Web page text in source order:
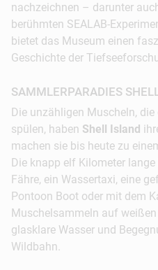
14:00 Uhr:
Als nächstes
ausgiebige Shoppingtour
Kleidung, Einrichtung
Park in Panama City
vielseitige
gibt Arcade-Spiele und
Kino und vieles mehr.
16:00 Uhr:Eine kleine
bekommt man im
Mit ein paar süßen
ausgerüstet, ist der
Beach der richtige Ort,
Schildkröten Ausschau
nachzeichnen – darunter
berühmten SEALAB-
bietet das Museum einen
Geschichte der
SAMMLERPARADIES
Die unzähligen Muscheln,
spülen, haben Shell Island
machen sie bis heute zu
Die knapp elf Kilometer
Fähre, ein Wassertaxi, eine
Pontoon Boot oder mit dem
Muschelsammeln auf
glasklare Wasser und
Wildbahn.